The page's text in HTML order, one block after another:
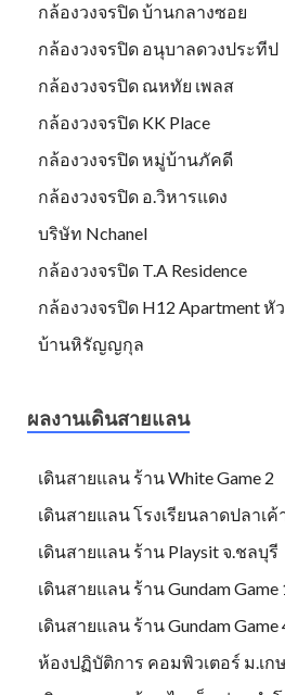
กล้องวงจรปิด บ้านกลางซอย
กล้องวงจรปิด อนุบาลดวงประทีป
กล้องวงจรปิด ณหทัย เพลส
กล้องวงจรปิด KK Place
กล้องวงจรปิด หมู่บ้านภัคดี
กล้องวงจรปิด อ.วิหารแดง
บริษัท Nchanel
กล้องวงจรปิด T.A Residence
กล้องวงจรปิด H12 Apartment หั
บ้านหิรัญญกุล
ผลงานเดินสายแลน
เดินสายแลน ร้าน White Game 2
เดินสายแลน โรงเรียนลาดปลาเ
เดินสายแลน ร้าน Playsit จ.ชลบุรี
เดินสายแลน ร้าน Gundam Game
เดินสายแลน ร้าน Gundam Game
ห้องปฏิบัติการ คอมพิวเตอร์ ม.เก